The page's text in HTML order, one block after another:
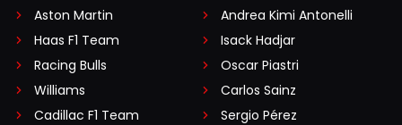
Aston Martin
Haas F1 Team
Racing Bulls
Williams
Cadillac F1 Team
Andrea Kimi Antonelli
Isack Hadjar
Oscar Piastri
Carlos Sainz
Sergio Pérez